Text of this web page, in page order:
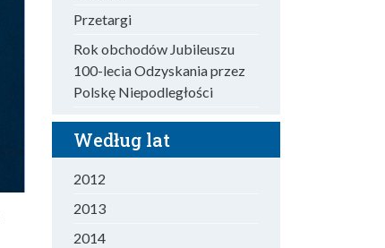
Przetargi
Rok obchodów Jubileuszu
100-lecia Odzyskania przez
Polskę Niepodległości
Według lat
2012
2013
2014